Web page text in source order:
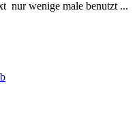
nur wenige male benutzt ...